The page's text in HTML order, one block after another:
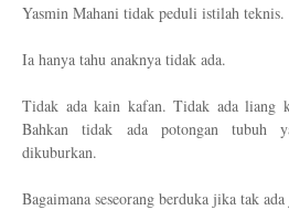
Yasmin Mahani tidak peduli istilah teknis.
Ia hanya tahu anaknya tidak ada.
Tidak ada kain kafan. Tidak ada liang
Bahkan tidak ada potongan tubuh
dikuburkan.
Bagaimana seseorang berduka jika tak ada